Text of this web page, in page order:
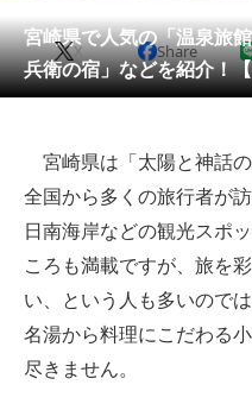
会員記事
メディア
ITの今と未来を見通す
スマホと通信の最新トレンド
進化するPCとデバイスの未来
好きが集まる 比べて選べる
宮崎県で人気の「温泉旅
兵衛の宿」などを紹介！
X Share
宮崎県は「太陽と神話の
全国から多くの旅行者が
日南海岸などの観光スポ
ころも満載ですが、旅を
い、という人も多いので
名湯から料理にこだわる
尽きません。